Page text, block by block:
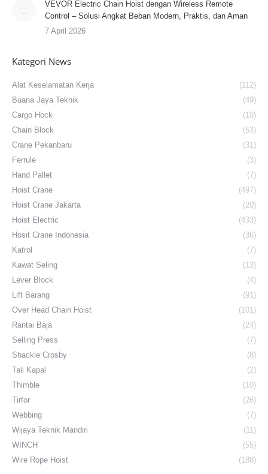
VEVOR Electric Chain Hoist dengan Wireless Remote
Control – Solusi Angkat Beban Modern, Praktis, dan Aman
7 April 2026
Kategori News
Alat Keselamatan Kerja
(112)
Buana Jaya Teknik
(49)
Cargo Hock
(10)
Chain Block
(53)
Crane Pekanbaru
(31)
Ferrule
(3)
Hand Pallet
(7)
Hoist Crane
(497)
Hoist Crane Jakarta
(20)
Hoist Electric
(433)
Hosit Crane Indonesia
(36)
Katrol
(7)
Kawat Seling
(13)
Lever Block
(4)
Lift Barang
(91)
Over Head Chain Hoist
(101)
Rantai Baja
(24)
Selling Press
(7)
Shackle Crosby
(8)
Tali Kapal
(2)
Thimble
(10)
Tirfor
(26)
Webbing
(7)
Wijaya Teknik Mandiri
(11)
WINCH
(55)
Wire Rope Hoist
(188)